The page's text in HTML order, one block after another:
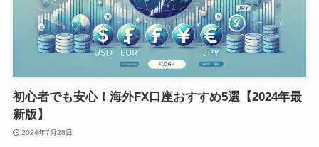
初心者でも安心！海外FX口座おすすめ5選【2024年最
新版】
2024年7月28日